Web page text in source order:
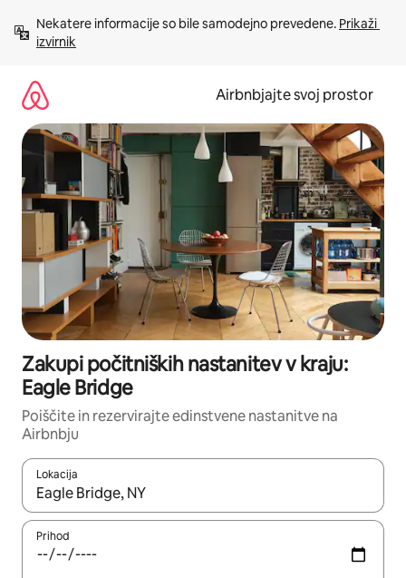
vsebino
Nekatere informacije so bile samodejno prevedene. Prikaži
izvirnik
Airbnbjajte svoj prostor
Zakupi počitniških nastanitev v kraju:
Eagle Bridge
Poiščite in rezervirajte edinstvene nastanitve na
Airbnbju
Lokacija
Ko so rezultati na voljo, krmarite s puščičnima tipkama gor in
Prihod